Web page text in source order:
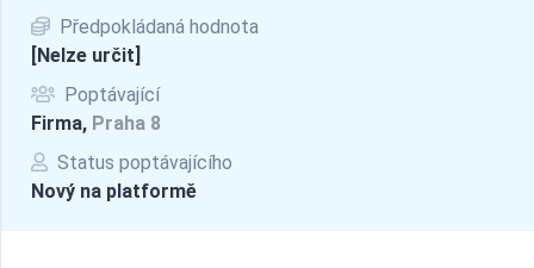
Předpokládaná hodnota
[Nelze určit]
Poptávající
Firma, Praha 8
Status poptávajícího
Nový na platformě